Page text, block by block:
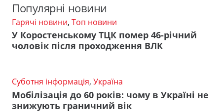
Популярні новини
Гарячі новини, Топ новини
У Коростенському ТЦК помер 46-річний
чоловік після проходження ВЛК
Суботня інформація, Україна
Мобілізація до 60 років: чому в Україні не
знижують граничний вік